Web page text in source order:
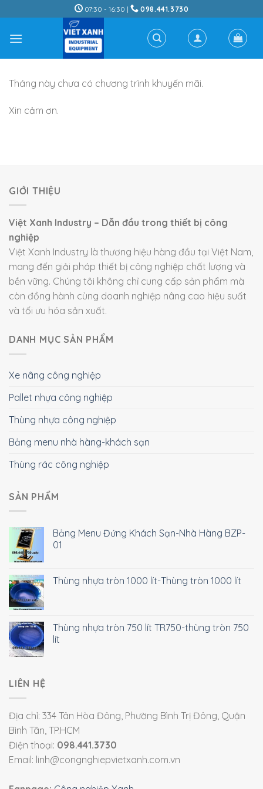
to
content
07:30 - 16:30 | 098.441.3730
Tháng này chưa có chương trình khuyến mãi.
Xin cảm ơn.
GIỚI THIỆU
Việt Xanh Industry – Dẫn đầu trong thiết bị công
nghiệp
Việt Xanh Industry là thương hiệu hàng đầu tại Việt Nam,
mang đến giải pháp thiết bị công nghiệp chất lượng và
bền vững. Chúng tôi không chỉ cung cấp sản phẩm mà
còn đồng hành cùng doanh nghiệp nâng cao hiệu suất
và tối ưu hóa sản xuất.
DANH MỤC SẢN PHẨM
Xe nâng công nghiệp
Pallet nhựa công nghiệp
Thùng nhựa công nghiệp
Bảng menu nhà hàng-khách sạn
Thùng rác công nghiệp
SẢN PHẨM
Bảng Menu Đứng Khách Sạn-Nhà Hàng BZP-
01
Thùng nhựa tròn 1000 lít-Thùng tròn 1000 lít
Thùng nhựa tròn 750 lít TR750-thùng tròn 750
lít
LIÊN HỆ
Địa chỉ: 334 Tân Hòa Đông, Phường Bình Trị Đông, Quận
Bình Tân, TP.HCM
Điện thoại: 098.441.3730
Email: linh@congnghiepvietxanh.com.vn